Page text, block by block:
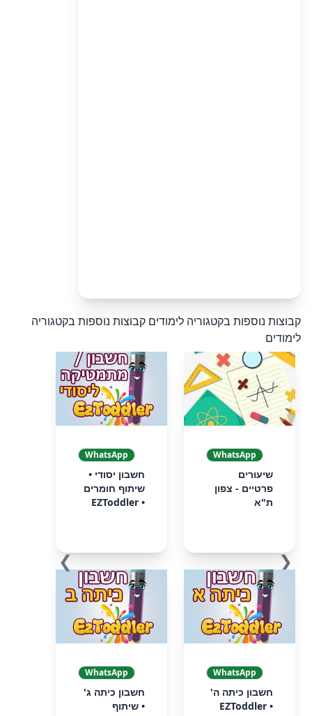
קבוצות נוספות בקטגוריה לימודים קבוצות נוספות בקטגוריה
לימודים
❮
WhatsApp
שיעורים
פרטיים - צפון
ת"א
WhatsApp
חשבון יסודי •
שיתוף חומרים
• EZToddler
WhatsApp
חשבון כיתה ה'
• EZToddler
WhatsApp
חשבון כיתה ג'
• שיתוף
❯